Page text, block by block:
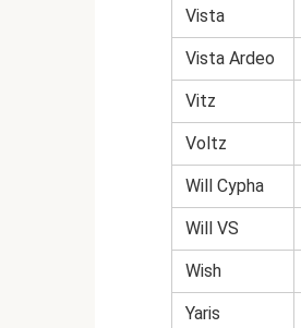
Vista
Vista Ardeo
Vitz
Voltz
Will Cypha
Will VS
Wish
Yaris